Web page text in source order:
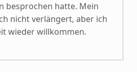
besprochen hatte. Mein
nicht verlängert, aber ich
wieder willkommen.